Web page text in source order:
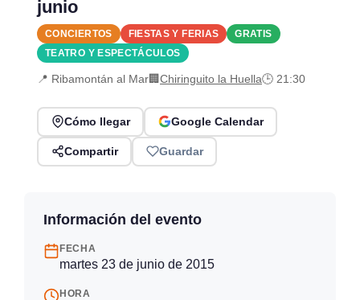
junio
CONCIERTOS FIESTAS Y FERIAS
GRATIS
TEATRO Y ESPECTÁCULOS
📍 Ribamontán al Mar🏢Chiringuito la Huella🕒 21:30
Cómo llegar Google Calendar
Compartir Guardar
Información del evento
FECHA
martes 23 de junio de 2015
HORA